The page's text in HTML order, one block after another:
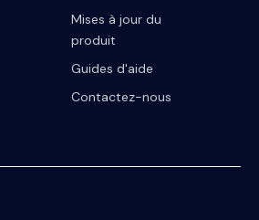
Mises à jour du
produit
Guides d'aide
Contactez-nous